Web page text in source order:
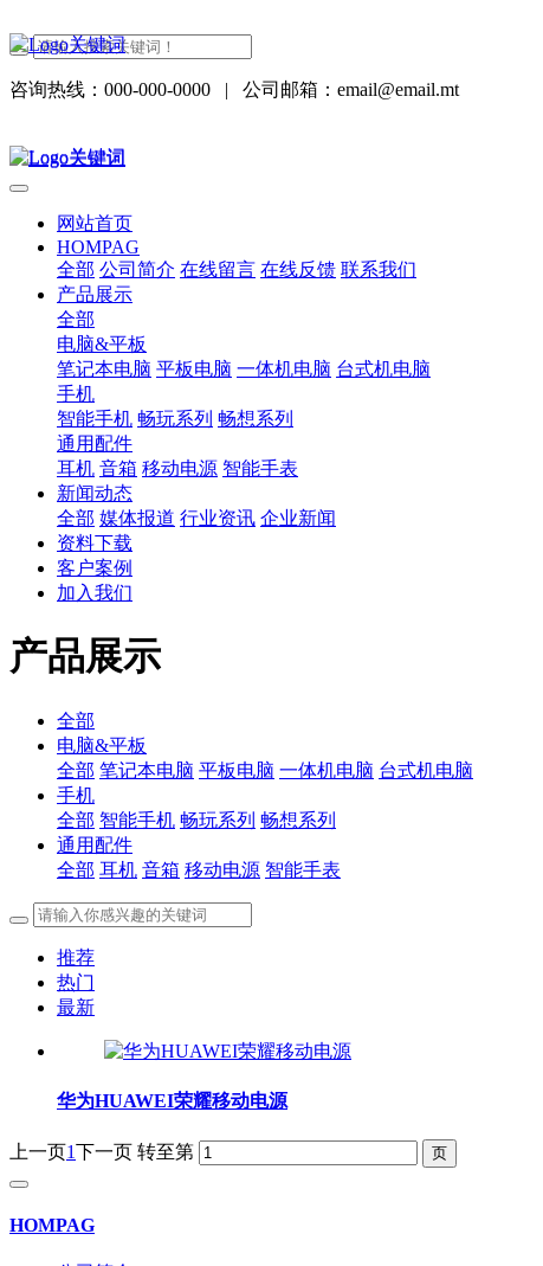
咨询热线：000-000-0000 | 公司邮箱：email@email.mt
网站首页
HOMPAG
全部 公司简介 在线留言 在线反馈 联系我们
产品展示
全部
电脑&平板
笔记本电脑 平板电脑 一体机电脑 台式机电脑
手机
智能手机 畅玩系列 畅想系列
通用配件
耳机 音箱 移动电源 智能手表
新闻动态
全部 媒体报道 行业资讯 企业新闻
资料下载
客户案例
加入我们
产品展示
全部
电脑&平板
全部 笔记本电脑 平板电脑 一体机电脑 台式机电脑
手机
全部 智能手机 畅玩系列 畅想系列
通用配件
全部 耳机 音箱 移动电源 智能手表
推荐
热门
最新
华为HUAWEI荣耀移动电源
上一页1下一页 转至第
HOMPAG